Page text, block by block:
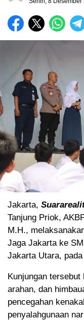
Jakarta,
Tanjung Priok,
M.H.,
Jaga Jakarta ke
Jakarta Utara,
Kunjungan tersebut
arahan, dan
pencegahan
penyalahgunaan